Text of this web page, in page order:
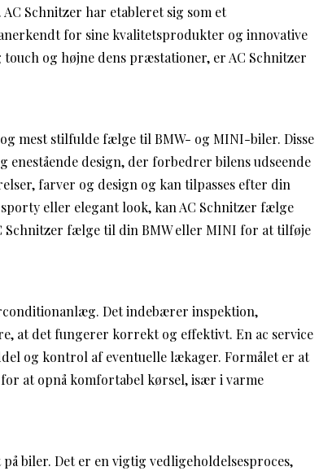
Schnitzer har etableret sig som et
for sine kvalitetsprodukter og innovative
og højne dens præstationer, er AC Schnitzer
mest stilfulde fælge til BMW- og MINI-biler. Disse
design, der forbedrer bilens udseende
farver og design og kan tilpasses efter din
eller elegant look, kan AC Schnitzer fælge
Schnitzer fælge til din BMW eller MINI for at tilføje
Det indebærer inspektion,
at det fungerer korrekt og effektivt. En ac service
og kontrol af eventuelle lækager. Formålet er at
at opnå komfortabel kørsel, især i varme
biler. Det er en vigtig vedligeholdelsesproces,